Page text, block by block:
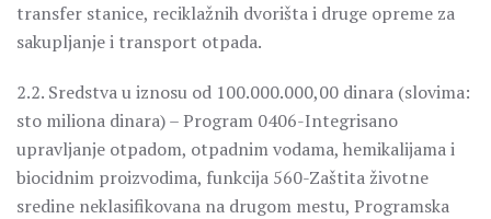
transfer stanice, reciklažnih dvorišta i druge opreme za
sakupljanje i transport otpada.
2.2. Sredstva u iznosu od 100.000.000,00 dinara (slovima:
sto miliona dinara) – Program 0406-Integrisano
upravljanje otpadom, otpadnim vodama, hemikalijama i
biocidnim proizvodima, funkcija 560-Zaštita životne
sredine neklasifikovana na drugom mestu, Programska